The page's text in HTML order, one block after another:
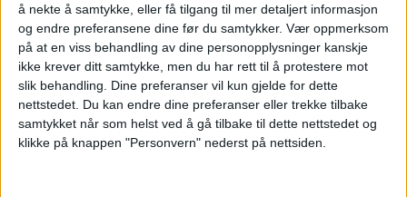
å nekte å samtykke, eller få tilgang til mer detaljert informasjon
og endre preferansene dine før du samtykker. Vær oppmerksom
på at en viss behandling av dine personopplysninger kanskje
ikke krever ditt samtykke, men du har rett til å protestere mot
slik behandling. Dine preferanser vil kun gjelde for dette
nettstedet. Du kan endre dine preferanser eller trekke tilbake
samtykket når som helst ved å gå tilbake til dette nettstedet og
klikke på knappen "Personvern" nederst på nettsiden.